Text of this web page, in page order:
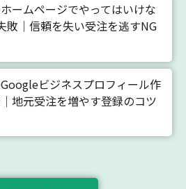
ームページでやってはいけな
敗｜信頼を失い受注を逃すNG
ビジネスプロフィール作
地元受注を増やす登録のコツ